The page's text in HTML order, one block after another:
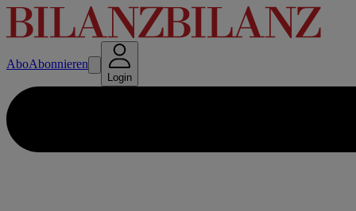
AboAbonnieren
Login